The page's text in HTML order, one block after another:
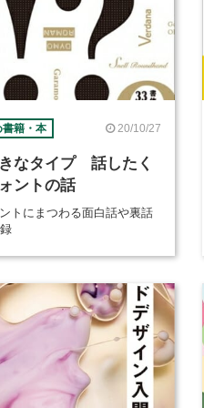
書籍・本 20/10/27
なタイプ 話したく
ントの話
トにまつわる面白話や裏話